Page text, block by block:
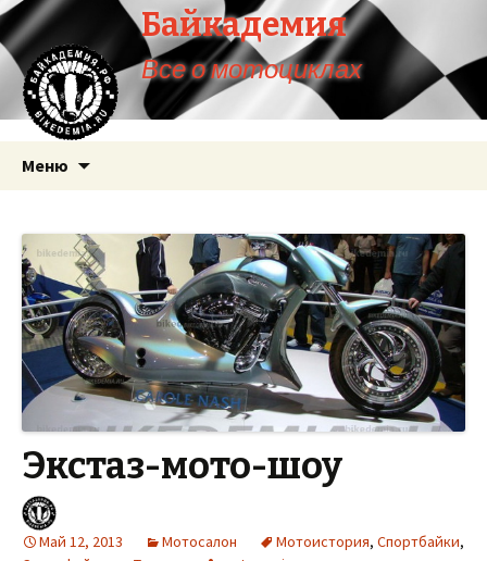
Байкадемия
Все о мотоциклах
Меню
Экстаз-мото-шоу
Май 12, 2013 Мотосалон Мотоистория, Спортбайки,